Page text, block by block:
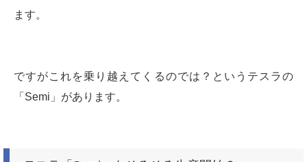
ます。
ですがこれを乗り越えてくるのでは？というテスラの
「Semi」があります。